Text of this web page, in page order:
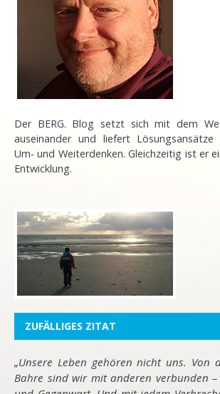
Der BERG. Blog setzt sich mit dem
auseinander und liefert Lösungsansätze
Um- und Weiterdenken. Gleichzeitig ist er
Entwicklung.
ZUFÄLLIGES ZITAT
„Unsere Leben gehören nicht uns. Von
Bahre sind wir mit anderen verbunden